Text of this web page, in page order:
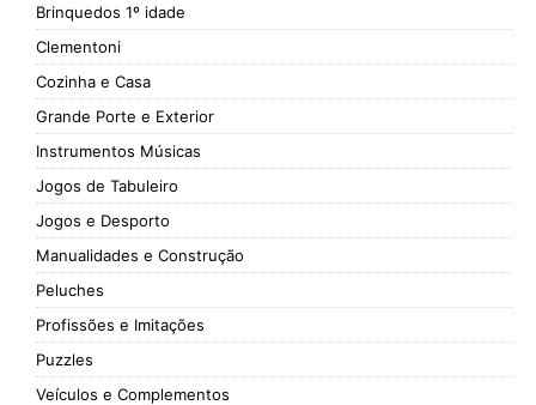
Brinquedos 1º idade
Clementoni
Cozinha e Casa
Grande Porte e Exterior
Instrumentos Músicas
Jogos de Tabuleiro
Jogos e Desporto
Manualidades e Construção
Peluches
Profissões e Imitações
Puzzles
Veículos e Complementos